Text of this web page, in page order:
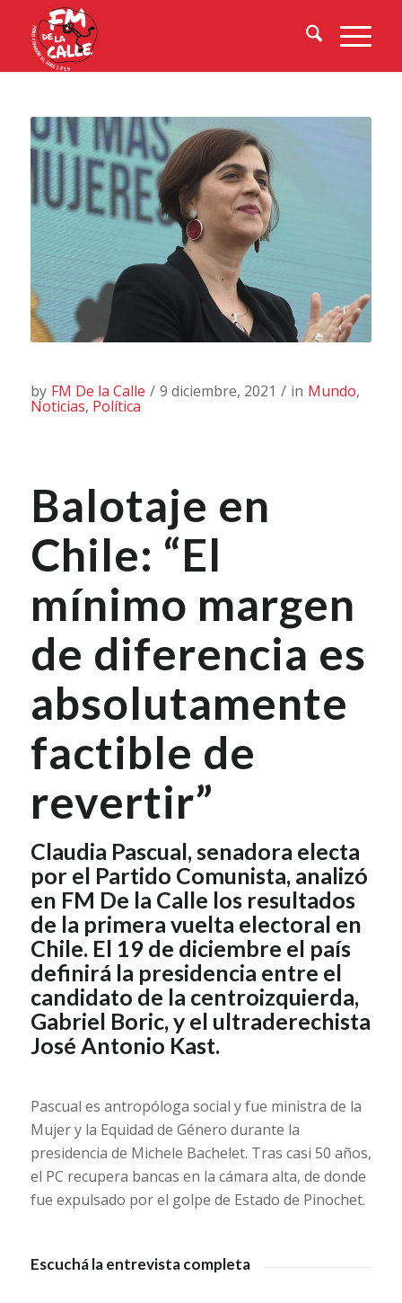
by FM De la Calle / 9 diciembre, 2021 / in Mundo,
Noticias, Política
Balotaje en
Chile: “El
mínimo margen
de diferencia es
absolutamente
factible de
revertir”
Claudia Pascual, senadora electa
por el Partido Comunista, analizó
en FM De la Calle los resultados
de la primera vuelta electoral en
Chile. El 19 de diciembre el país
definirá la presidencia entre el
candidato de la centroizquierda,
Gabriel Boric, y el ultraderechista
José Antonio Kast.
Pascual es antropóloga social y fue ministra de la
Mujer y la Equidad de Género durante la
presidencia de Michele Bachelet. Tras casi 50 años,
el PC recupera bancas en la cámara alta, de donde
fue expulsado por el golpe de Estado de Pinochet.
Escuchá la entrevista completa